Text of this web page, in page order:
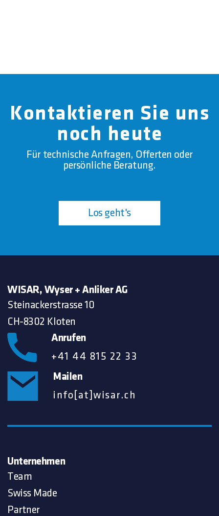
Kontaktieren Sie uns
noch heute
Für technische Anfragen, Offerten oder
persönliche Beratung.
Los geht's
WISAR, Wyser + Anliker AG
Steinackerstrasse 10
CH-8302 Kloten
Anrufen
+41 44 815 22 33
Mailen
info[at]wisar.ch
Unternehmen
Team
Swiss Made
Partner